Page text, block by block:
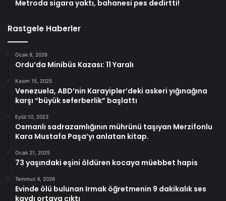
Metroda sigara yaktı, bahanesi pes dedirtti!
Rastgele Haberler
Ocak 8, 2026
Ordu’da Minibüs Kazası: 11 Yaralı
Kasım 15, 2025
Venezuela, ABD’nin Karayipler’deki askeri yığınağına
karşı “büyük seferberlik” başlattı
Eylül 10, 2023
Osmanlı sadrazamlığının mührünü taşıyan Merzifonlu
Kara Mustafa Paşa’yı anlatan kitap.
Ocak 21, 2025
73 yaşındaki eşini öldüren kocaya müebbet hapis
Temmuz 4, 2026
Evinde ölü bulunan Irmak öğretmenin 9 dakikalık ses
kaydı ortaya çıktı